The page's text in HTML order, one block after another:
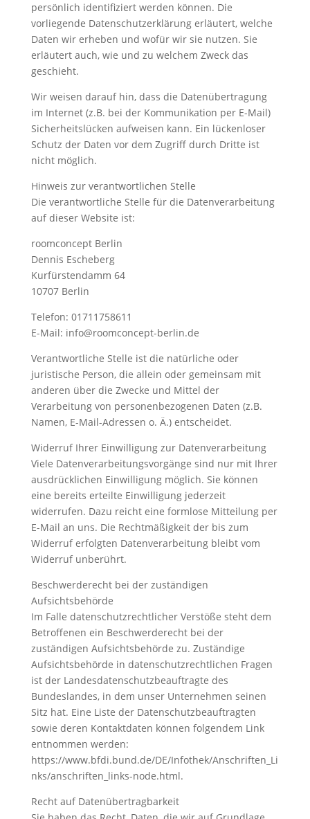
persönlich identifiziert werden können. Die
vorliegende Datenschutzerklärung erläutert, welche
Daten wir erheben und wofür wir sie nutzen. Sie
erläutert auch, wie und zu welchem Zweck das
geschieht.
Wir weisen darauf hin, dass die Datenübertragung
im Internet (z.B. bei der Kommunikation per E-Mail)
Sicherheitslücken aufweisen kann. Ein lückenloser
Schutz der Daten vor dem Zugriff durch Dritte ist
nicht möglich.
Hinweis zur verantwortlichen Stelle
Die verantwortliche Stelle für die Datenverarbeitung
auf dieser Website ist:
roomconcept Berlin
Dennis Escheberg
Kurfürstendamm 64
10707 Berlin
Telefon: 01711758611
E-Mail: info@roomconcept-berlin.de
Verantwortliche Stelle ist die natürliche oder
juristische Person, die allein oder gemeinsam mit
anderen über die Zwecke und Mittel der
Verarbeitung von personenbezogenen Daten (z.B.
Namen, E-Mail-Adressen o. Ä.) entscheidet.
Widerruf Ihrer Einwilligung zur Datenverarbeitung
Viele Datenverarbeitungsvorgänge sind nur mit Ihrer
ausdrücklichen Einwilligung möglich. Sie können
eine bereits erteilte Einwilligung jederzeit
widerrufen. Dazu reicht eine formlose Mitteilung per
E-Mail an uns. Die Rechtmäßigkeit der bis zum
Widerruf erfolgten Datenverarbeitung bleibt vom
Widerruf unberührt.
Beschwerderecht bei der zuständigen
Aufsichtsbehörde
Im Falle datenschutzrechtlicher Verstöße steht dem
Betroffenen ein Beschwerderecht bei der
zuständigen Aufsichtsbehörde zu. Zuständige
Aufsichtsbehörde in datenschutzrechtlichen Fragen
ist der Landesdatenschutzbeauftragte des
Bundeslandes, in dem unser Unternehmen seinen
Sitz hat. Eine Liste der Datenschutzbeauftragten
sowie deren Kontaktdaten können folgendem Link
entnommen werden:
https://www.bfdi.bund.de/DE/Infothek/Anschriften_Li
nks/anschriften_links-node.html.
Recht auf Datenübertragbarkeit